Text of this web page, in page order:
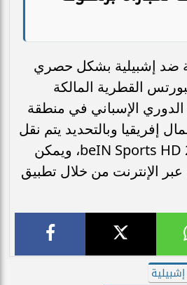
ضد إشبيلية بشكل حصري
القطرية المالكة
الإسباني في منطقة
إفريقيا وبالتحديد يتم نقل
المواجهة عبر قناة beIN Sports HD 2، ويمكن
عبر الإنترنت من خلال تطبيق